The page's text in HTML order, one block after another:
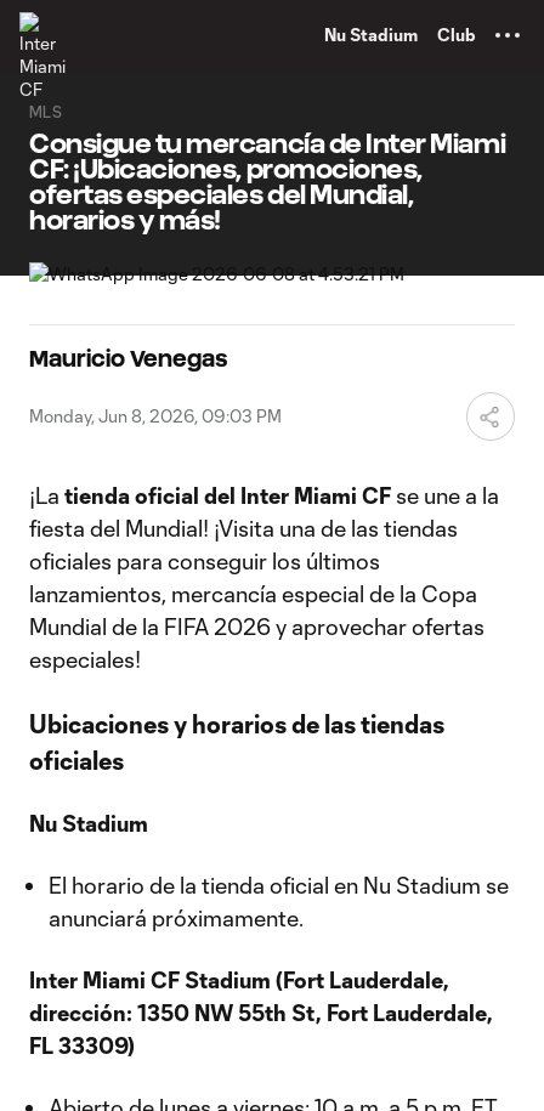
Nu Stadium Club
MLS
Consigue tu mercancía de Inter Miami
CF: ¡Ubicaciones, promociones,
ofertas especiales del Mundial,
horarios y más!
Mauricio Venegas
Monday, Jun 8, 2026, 09:03 PM
¡La tienda oficial del Inter Miami CF se une a la
fiesta del Mundial! ¡Visita una de las tiendas
oficiales para conseguir los últimos
lanzamientos, mercancía especial de la Copa
Mundial de la FIFA 2026 y aprovechar ofertas
especiales!
Ubicaciones y horarios de las tiendas
oficiales
Nu Stadium
El horario de la tienda oficial en Nu Stadium se
anunciará próximamente.
Inter Miami CF Stadium (Fort Lauderdale,
dirección: 1350 NW 55th St, Fort Lauderdale,
FL 33309)